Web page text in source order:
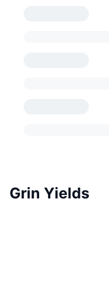
Grin Yields